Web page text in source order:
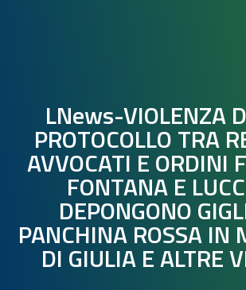
LNews-VIOLENZA
PROTOCOLLO TRA
AVVOCATI E ORDINI
FONTANA E
DEPONGONO
PANCHINA ROSSA IN
DI GIULIA E ALTRE